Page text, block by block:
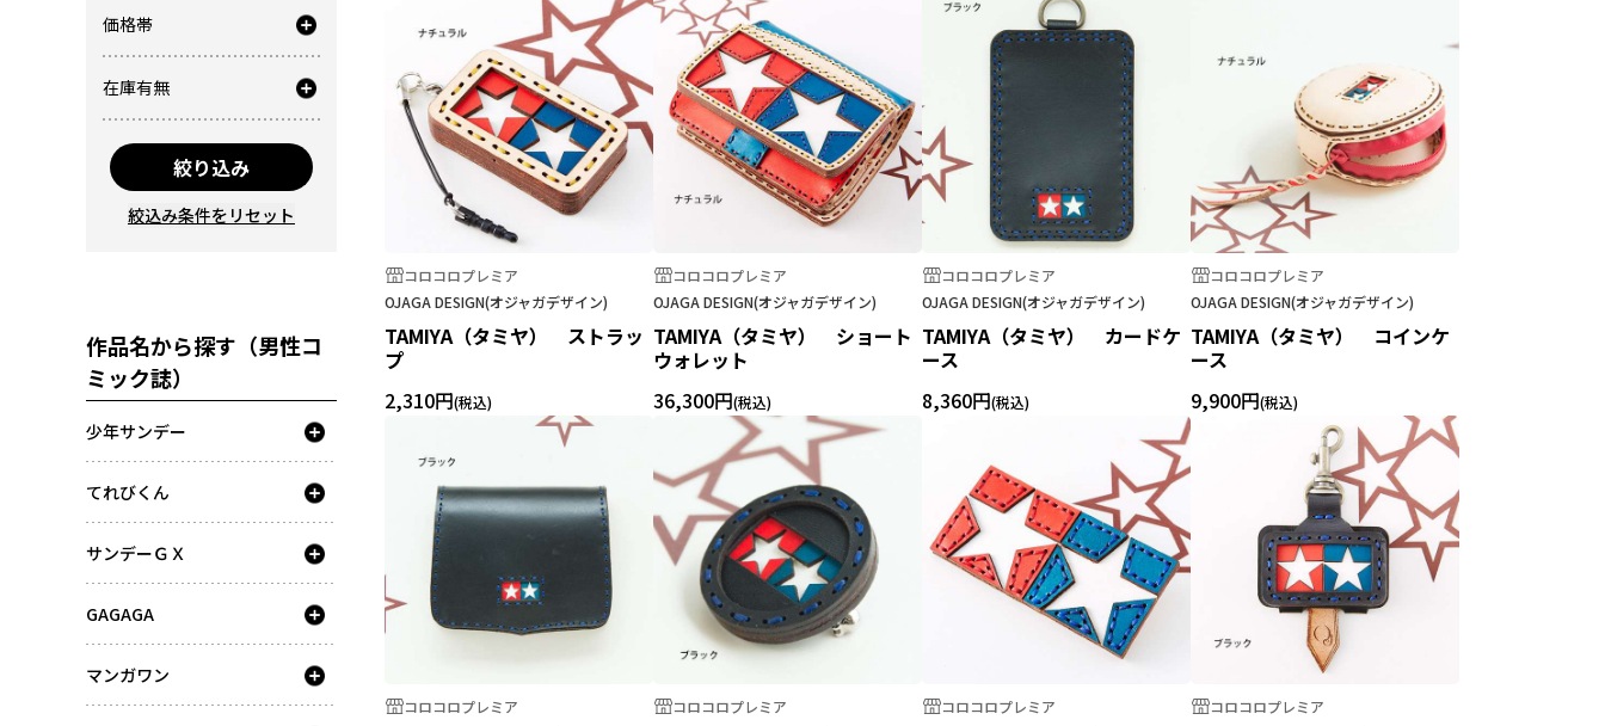
価格帯
在庫有無
絞り込み
絞込み条件をリセット
作品名から探す（男性コ
ミック誌）
少年サンデー
てれびくん
サンデーＧＸ
GAGAGA
マンガワン
コロコロプレミア
OJAGA DESIGN(オジャガデザイン)
TAMIYA（タミヤ） ストラッ
プ
2,310円
コロコロプレミア
OJAGA DESIGN(オジャガデザイン)
TAMIYA（タミヤ） ショート
ウォレット
36,300円
コロコロプレミア
OJAGA DESIGN(オジャガデザイン)
TAMIYA（タミヤ） カードケ
ース
8,360円
コロコロプレミア
OJAGA DESIGN(オジャガデザイン)
TAMIYA（タミヤ） コインケ
ース
9,900円
コロコロプレミア
コロコロプレミア
コロコロプレミア
コロコロプレミア